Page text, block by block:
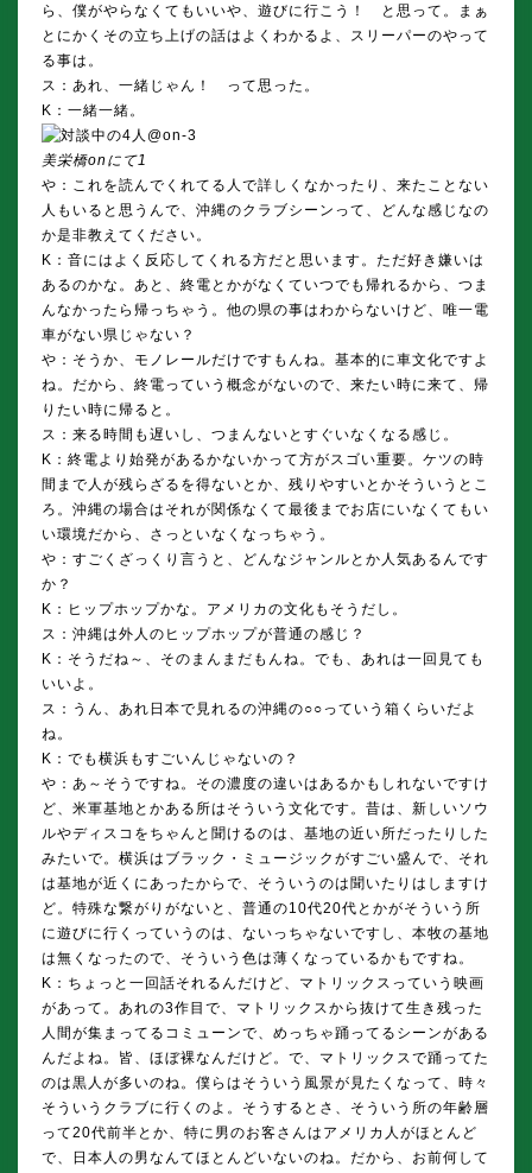
ら、僕がやらなくてもいいや、遊びに行こう！ と思って。まぁ
とにかくその立ち上げの話はよくわかるよ、スリーパーのやって
る事は。
ス：あれ、一緒じゃん！ って思った。
K：一緒一緒。
美栄橋onにて1
や：これを読んでくれてる人で詳しくなかったり、来たことない
人もいると思うんで、沖縄のクラブシーンって、どんな感じなの
か是非教えてください。
K：音にはよく反応してくれる方だと思います。ただ好き嫌いは
あるのかな。あと、終電とかがなくていつでも帰れるから、つま
んなかったら帰っちゃう。他の県の事はわからないけど、唯一電
車がない県じゃない？
や：そうか、モノレールだけですもんね。基本的に車文化ですよ
ね。だから、終電っていう概念がないので、来たい時に来て、帰
りたい時に帰ると。
ス：来る時間も遅いし、つまんないとすぐいなくなる感じ。
K：終電より始発があるかないかって方がスゴい重要。ケツの時
間まで人が残らざるを得ないとか、残りやすいとかそういうとこ
ろ。沖縄の場合はそれが関係なくて最後までお店にいなくてもい
い環境だから、さっといなくなっちゃう。
や：すごくざっくり言うと、どんなジャンルとか人気あるんです
か？
K：ヒップホップかな。アメリカの文化もそうだし。
ス：沖縄は外人のヒップホップが普通の感じ？
K：そうだね～、そのまんまだもんね。でも、あれは一回見ても
いいよ。
ス：うん、あれ日本で見れるの沖縄の○○っていう箱くらいだよ
ね。
K：でも横浜もすごいんじゃないの？
や：あ～そうですね。その濃度の違いはあるかもしれないですけ
ど、米軍基地とかある所はそういう文化です。昔は、新しいソウ
ルやディスコをちゃんと聞けるのは、基地の近い所だったりした
みたいで。横浜はブラック・ミュージックがすごい盛んで、それ
は基地が近くにあったからで、そういうのは聞いたりはしますけ
ど。特殊な繋がりがないと、普通の10代20代とかがそういう所
に遊びに行くっていうのは、ないっちゃないですし、本牧の基地
は無くなったので、そういう色は薄くなっているかもですね。
K：ちょっと一回話それるんだけど、マトリックスっていう映画
があって。あれの3作目で、マトリックスから抜けて生き残った
人間が集まってるコミューンで、めっちゃ踊ってるシーンがある
んだよね。皆、ほぼ裸なんだけど。で、マトリックスで踊ってた
のは黒人が多いのね。僕らはそういう風景が見たくなって、時々
そういうクラブに行くのよ。そうするとさ、そういう所の年齢層
って20代前半とか、特に男のお客さんはアメリカ人がほとんど
で、日本人の男なんてほとんどいないのね。だから、お前何して